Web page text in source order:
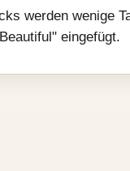
werden wenige
eingefügt.